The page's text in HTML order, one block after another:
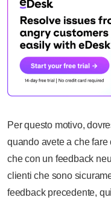
Per questo motivo,
quando avete a che
che con un feedback
clienti che sono
feedback precedente,